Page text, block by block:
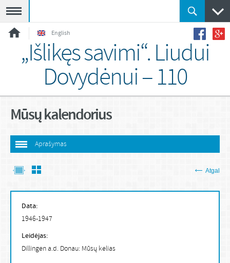
English
„Išlikęs savimi“. Liudui
Dovydėnui – 110
Mūsų kalendorius
Aprašymas
Atgal
Data:
1946-1947
Leidėjas:
Dillingen a.d. Donau: Mūsų kelias